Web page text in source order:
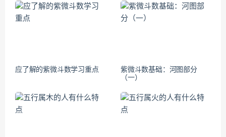
应了解的紫微斗数学习重点
紫微斗数基础：河图部分
（一）